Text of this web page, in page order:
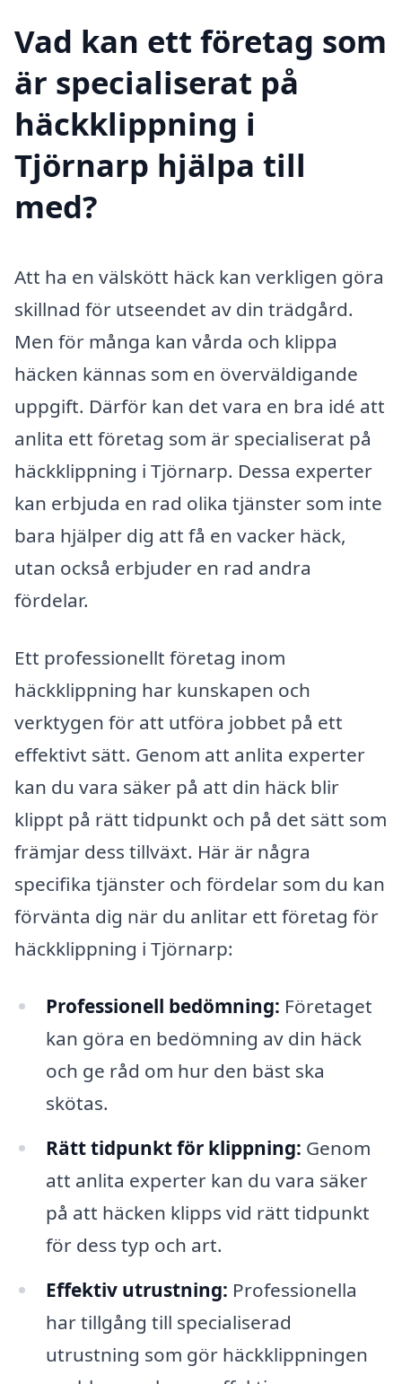
Vad kan ett företag som
är specialiserat på
häckklippning i
Tjörnarp hjälpa till
med?
Att ha en välskött häck kan verkligen göra
skillnad för utseendet av din trädgård.
Men för många kan vårda och klippa
häcken kännas som en överväldigande
uppgift. Därför kan det vara en bra idé att
anlita ett företag som är specialiserat på
häckklippning i Tjörnarp. Dessa experter
kan erbjuda en rad olika tjänster som inte
bara hjälper dig att få en vacker häck,
utan också erbjuder en rad andra
fördelar.
Ett professionellt företag inom
häckklippning har kunskapen och
verktygen för att utföra jobbet på ett
effektivt sätt. Genom att anlita experter
kan du vara säker på att din häck blir
klippt på rätt tidpunkt och på det sätt som
främjar dess tillväxt. Här är några
specifika tjänster och fördelar som du kan
förvänta dig när du anlitar ett företag för
häckklippning i Tjörnarp:
Professionell bedömning: Företaget
kan göra en bedömning av din häck
och ge råd om hur den bäst ska
skötas.
Rätt tidpunkt för klippning: Genom
att anlita experter kan du vara säker
på att häcken klipps vid rätt tidpunkt
för dess typ och art.
Effektiv utrustning: Professionella
har tillgång till specialiserad
utrustning som gör häckklippningen